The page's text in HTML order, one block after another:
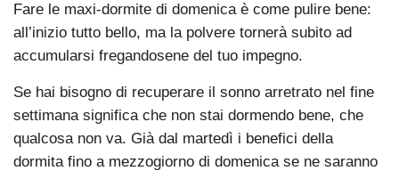
Fare le maxi-dormite di domenica è come pulire bene:
all’inizio tutto bello, ma la polvere tornerà subito ad
accumularsi fregandosene del tuo impegno.
Se hai bisogno di recuperare il sonno arretrato nel fine
settimana significa che non stai dormendo bene, che
qualcosa non va. Già dal martedì i benefici della
dormita fino a mezzogiorno di domenica se ne saranno